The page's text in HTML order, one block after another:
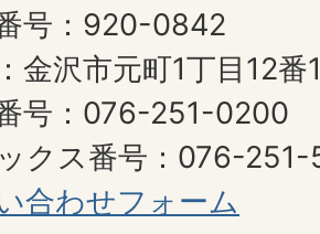
号：920-0842
金沢市元町1丁目12番
号：076-251-0200
クス番号：076-
合わせフォーム